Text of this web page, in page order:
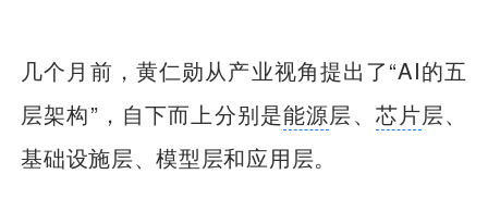
几个月前，黄仁勋从产业视角提出了“AI的五
层架构”，自下而上分别是能源层、 芯片层、
基础设施层、模型层和应用层。